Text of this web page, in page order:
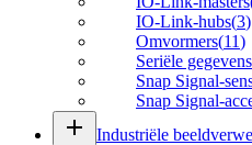
IO-Link-hubs(3)
Omvormers(11)
Seriële
Snap Signal-
Snap Signal-
add Industriële